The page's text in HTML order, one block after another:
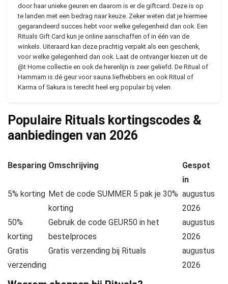
door haar unieke geuren en daarom is er de giftcard. Deze is op
te landen met een bedrag naar keuze. Zeker weten dat je hiermee
gegarandeerd succes hebt voor welke gelegenheid dan ook. Een
Rituals Gift Card kun je online aanschaffen of in één van de
winkels. Uiteraard kan deze prachtig verpakt als een geschenk,
voor welke gelegenheid dan ook. Laat de ontvanger kiezen uit de
@t Home collectie en ook de herenlijn is zeer geliefd. De Ritual of
Hammam is dé geur voor sauna liefhebbers en ook Ritual of
Karma of Sakura is terecht heel erg populair bij velen.
Populaire Rituals kortingscodes &
aanbiedingen van 2026
Besparing Omschrijving
Gespot
in
5% korting Met de code SUMMER 5 pak je 30%
korting
augustus
2026
50%
korting
Gebruik de code GEUR50 in het
bestelproces
augustus
2026
Gratis
verzending
Gratis verzending bij Rituals
augustus
2026